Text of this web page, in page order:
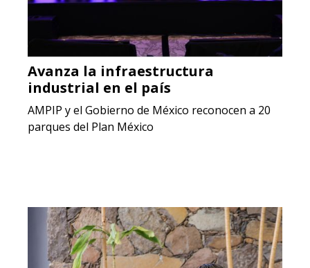
Avanza la infraestructura
industrial en el país
AMPIP y el Gobierno de México reconocen a 20
parques del Plan México